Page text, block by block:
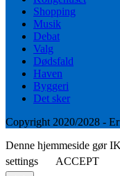
Shopping
Musik
Debat
Valg
Dødsfald
Haven
Byggeri
Det sker
Copyright 2020/2028 -
Denne hjemmeside gør
settings
ACCEPT